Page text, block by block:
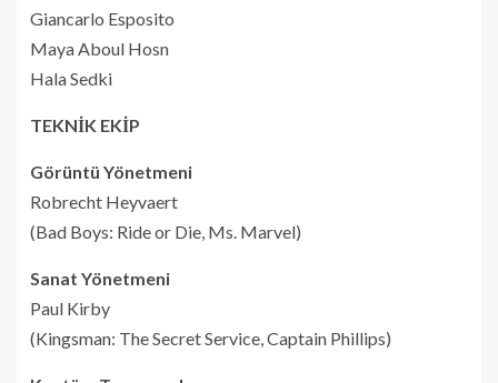
Giancarlo Esposito
Maya Aboul Hosn
Hala Sedki
TEKNİK EKİP
Görüntü Yönetmeni
Robrecht Heyvaert
(Bad Boys: Ride or Die, Ms. Marvel)
Sanat Yönetmeni
Paul Kirby
(Kingsman: The Secret Service, Captain Phillips)